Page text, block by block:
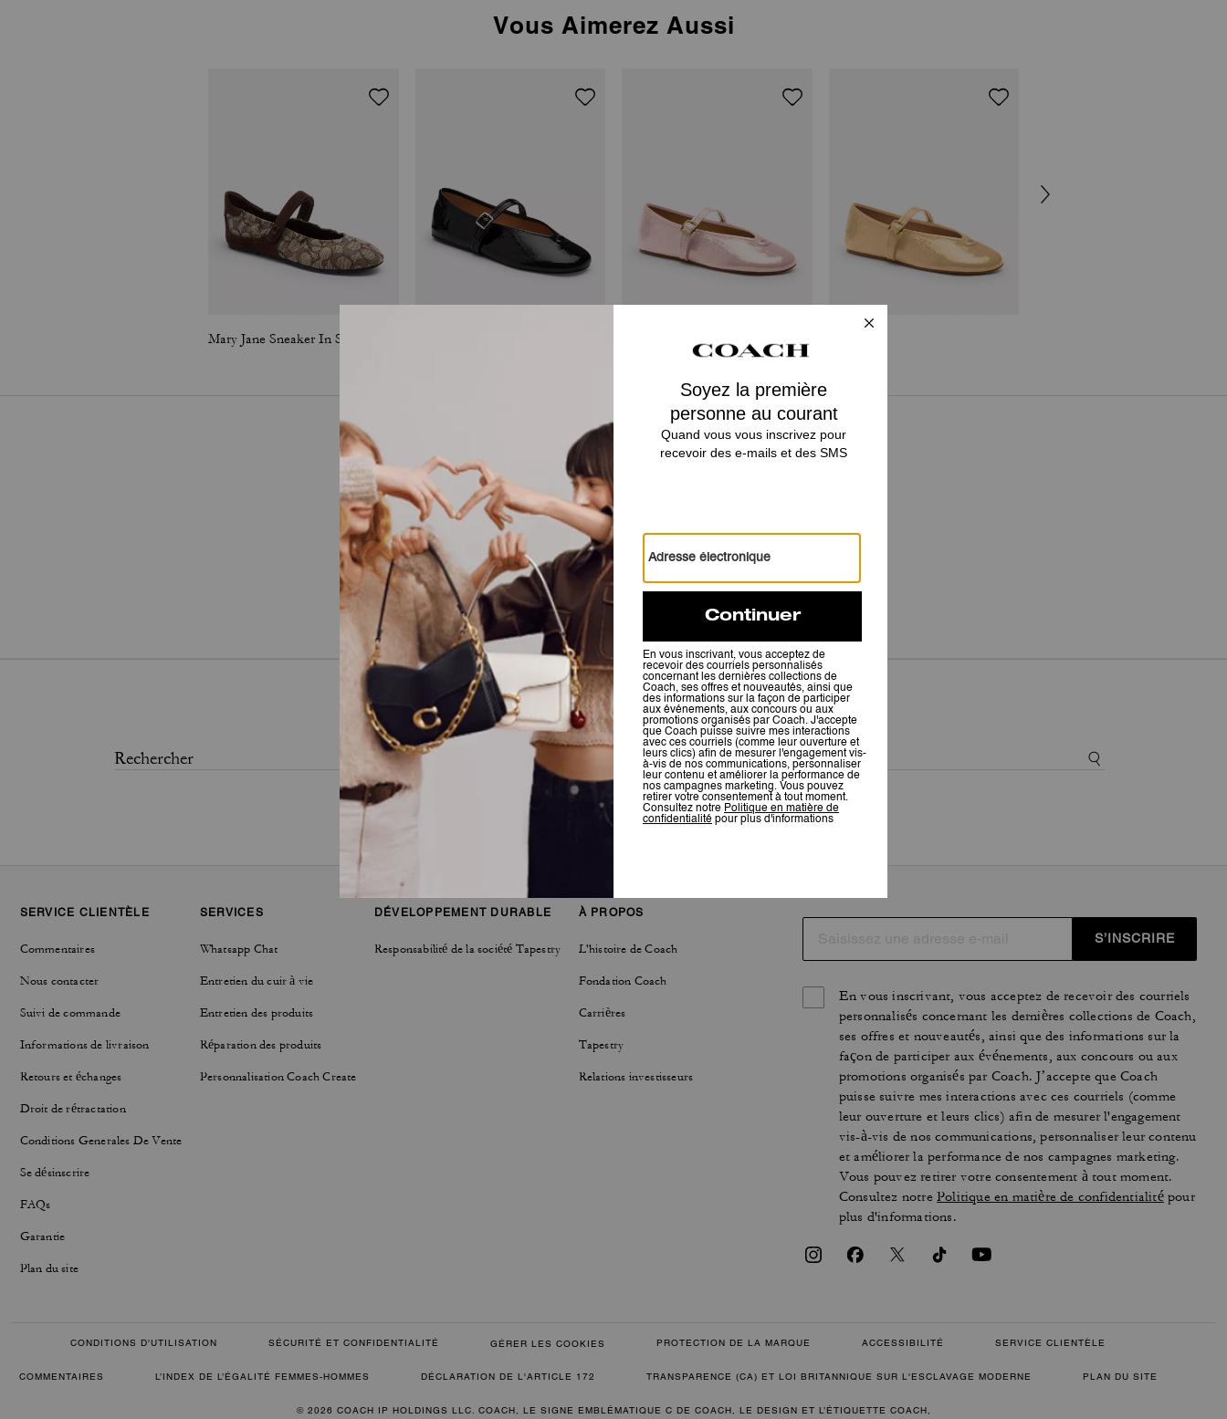
Vous Aimerez Aussi
Avis
Il n’y a pas encore d’avis.
Pour plus d’informations sur la manière dont nous vérifions nos avis, cliquezici.
SERVICE CLIENTÈLE
Commentaires
Nous contacter
Suivi de commande
Informations de livraison
Retours et échanges
Droit de rétractation
Conditions Generales De Vente
Se désinscrire
FAQs
Garantie
Plan du site
SERVICES
Whatsapp Chat
Entretien du cuir à vie
Entretien des produits
Réparation des produits
Personnalisation Coach Create
DÉVELOPPEMENT DURABLE
Responsabilité de la société Tapestry
À PROPOS
L'histoire de Coach
Fondation Coach
Carrières
Tapestry
Relations investisseurs
S’INSCRIRE
En vous inscrivant, vous acceptez de recevoir des courriels
personnalisés concernant les dernières collections de Coach,
ses offres et nouveautés, ainsi que des informations sur la
façon de participer aux événements, aux concours ou aux
promotions organisés par Coach. J’accepte que Coach
puisse suivre mes interactions avec ces courriels (comme
leur ouverture et leurs clics) afin de mesurer l'engagement
vis-à-vis de nos communications, personnaliser leur contenu
et améliorer la performance de nos campagnes marketing.
Vous pouvez retirer votre consentement à tout moment.
Consultez notrePolitique en matière de confidentialitépour
plus d'informations.
CONDITIONS D'UTILISATION SÉCURITÉ ET CONFIDENTIALITÉ GÉRER LES COOKIES PROTECTION DE LA MARQUE ACCESSIBILITÉ SERVICE CLIENTÈLE
COMMENTAIRES L’INDEX DE L’ÉGALITÉ FEMMES-HOMMES DÉCLARATION DE L'ARTICLE 172 TRANSPARENCE (CA) ET LOI BRITANNIQUE SUR L'ESCLAVAGE MODERNE PLAN DU SITE
© 2026 COACH IP HOLDINGS LLC. COACH, LE SIGNE EMBLÉMATIQUE C DE COACH, LE DESIGN ET L’ÉTIQUETTE COACH,